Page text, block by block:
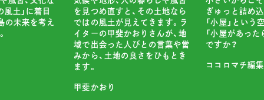
風土」に着目
の未来を考え
を見つめ直すと、その土地なら
ではの風土が見えてきます。ラ
イターの甲斐かおりさんが、地
域で出会った人びとの言葉や営
みから、土地の良さをひもとき
ます。
甲斐かおり
ぎゅっと詰め
「小屋」という
「小屋があった
ですか？
ココロマチ編